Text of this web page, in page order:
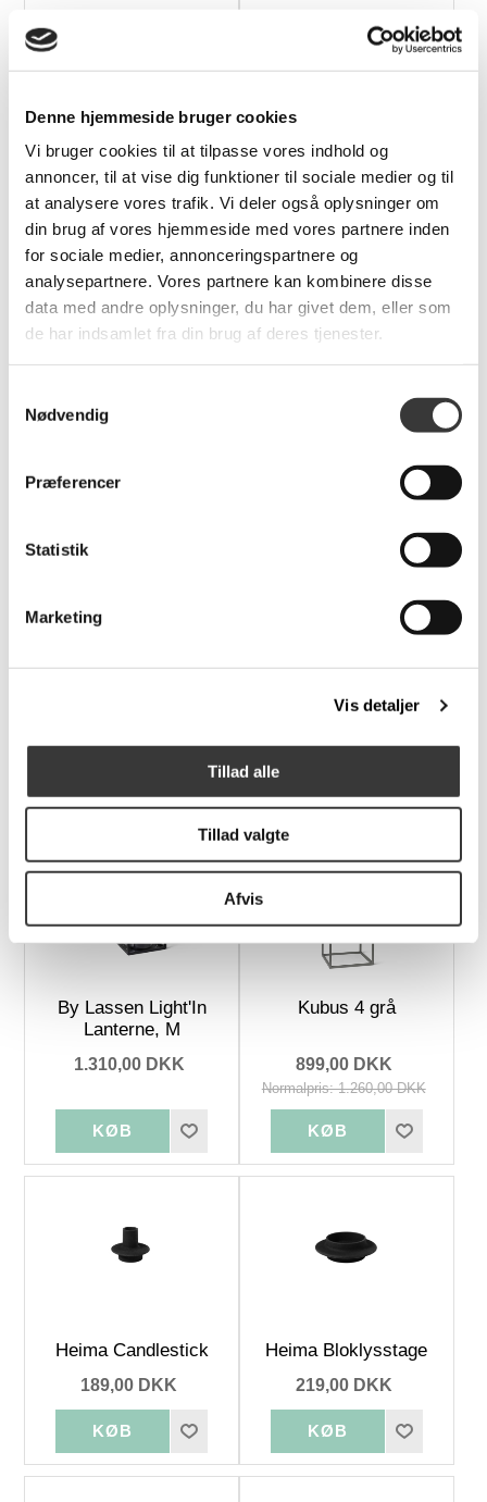
Denne hjemmeside bruger cookies
Vi bruger cookies til at tilpasse vores indhold og
annoncer, til at vise dig funktioner til sociale medier og til
at analysere vores trafik. Vi deler også oplysninger om
din brug af vores hjemmeside med vores partnere inden
for sociale medier, annonceringspartnere og
analysepartnere. Vores partnere kan kombinere disse
data med andre oplysninger, du har givet dem, eller som
de har indsamlet fra din brug af deres tjenester.
Nødvendig
Præferencer
Statistik
Marketing
Vis detaljer
Tillad alle
Tillad valgte
Afvis
Uyuni LED Bloklys -
Uyuni LED Bloklys -
Uyuni LED Bloklys -
149,00 DKK
Uyuni LED Bloklys -
Flere
Varianter
Normalpris: 799,00 DKK
By Lassen Light'In
Lanterne, M
1.310,00 DKK
Kubus 4 grå
899,00 DKK
Normalpris: 1.260,00 DKK
Heima Candlestick
189,00 DKK
Heima Bloklysstage
219,00 DKK